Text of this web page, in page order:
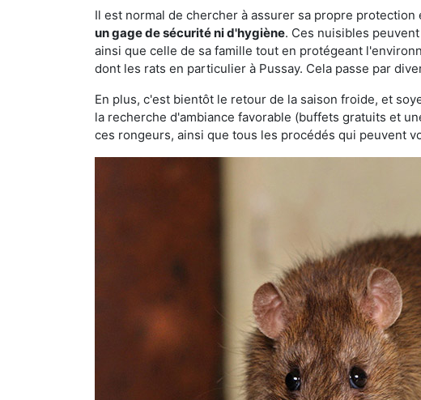
Il est normal de chercher à assurer sa propre
un gage de sécurité ni d'hygiène. Ces nuisibles
ainsi que celle de sa famille tout en protégeant
dont les rats en particulier à Pussay. Cela passe par
En plus, c'est bientôt le retour de la saison froide, et
la recherche d'ambiance favorable (buffets gratuits et
ces rongeurs, ainsi que tous les procédés qui peuvent